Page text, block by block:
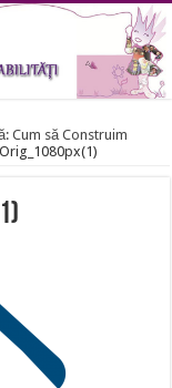
Cum să Construim